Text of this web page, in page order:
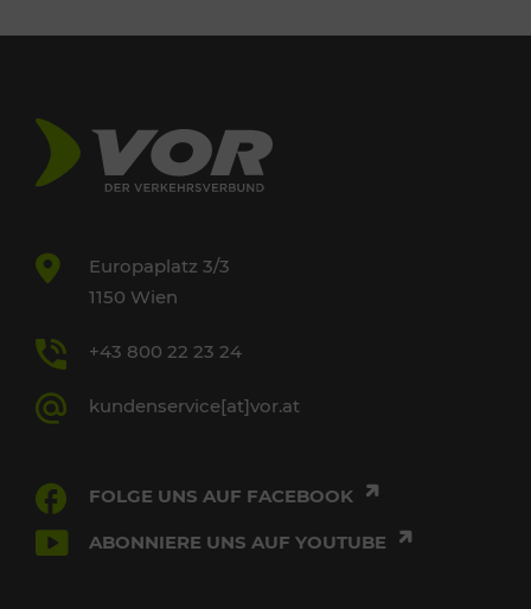
Europaplatz 3/3
1150 Wien
+43 800 22 23 24
kundenservice[at]vor.at
FOLGE UNS AUF FACEBOOK
ABONNIERE UNS AUF YOUTUBE